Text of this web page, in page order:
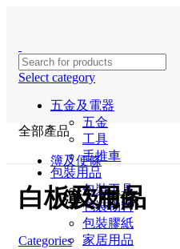
Select category
五金及電器
五金
工具
手推車
包裝用品
包裝工具
包裝物料
包裝膠紙
家居用品
全部產品
簿及便條
簿及便條
白板及用品
Categories